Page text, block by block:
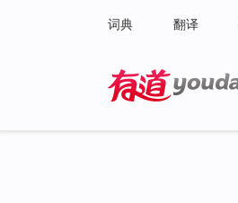
词典 翻译